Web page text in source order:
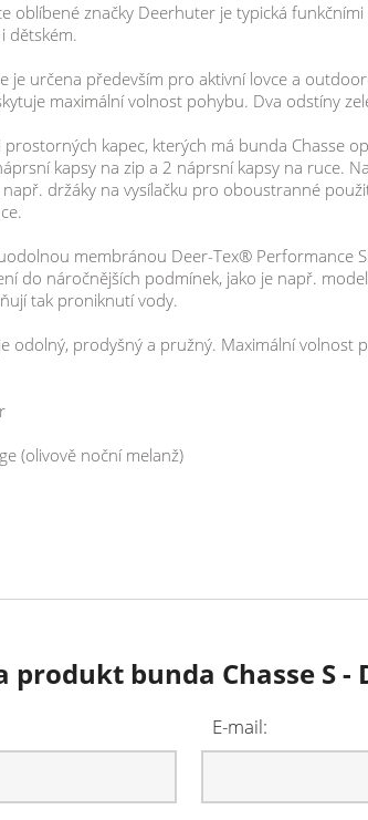
oblíbené značky Deerhuter je typická
dětském.
je určena především pro aktivní lovce a
maximální volnost pohybu. Dva odstíny
kapec, kterých má bunda Chasse
kapsy na zip a 2 náprsní kapsy na ruce.
držáky na vysílačku pro oboustranné
membránou Deer-Tex® Performance
do náročnějších podmínek, jako je např.
tak proniknutí vody.
odolný, prodyšný a pružný. Maximální
(olivově noční melanž)
produkt bunda Chasse S
E-mail: